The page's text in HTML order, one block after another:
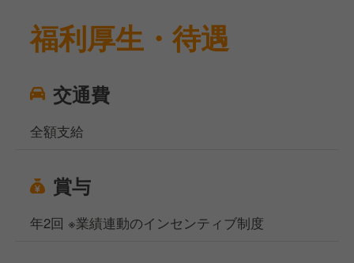
福利厚生・待遇
交通費
全額支給
賞与
年2回 ※業績連動のインセンティブ制度